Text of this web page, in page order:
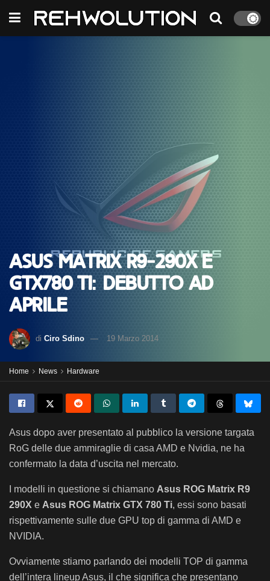
Asus Matrix R9-290X e
GTX780 Ti: debutto ad
aprile
di Ciro Sdino 19 Marzo 2014
Home News Hardware
Asus dopo aver presentato al pubblico la versione targata
RoG delle due ammiraglie di casa AMD e Nvidia, ne ha
confermato la data d’uscita nel mercato.
I modelli in questione si chiamano Asus ROG Matrix R9
290X e Asus ROG Matrix GTX 780 Ti, essi sono basati
rispettivamente sulle due GPU top di gamma di AMD e
NVIDIA.
Ovviamente stiamo parlando dei modelli TOP di gamma
dell’intera lineup Asus, il che significa che presentano